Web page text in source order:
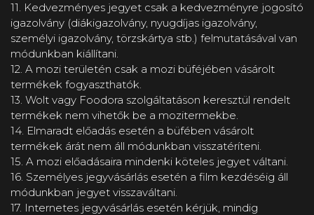
11. Kedvezményes jegyet csak a kedvezményre jogosító
igazolvány (diákigazolvány, nyugdíjas igazolvány,
személyi igazolvány, törzskártya stb.) felmutatásával van
módunkban kiállítani.
12. A mozi területén csak a mozi büféjében vásárolt
termékek fogyaszthatók.
13. Wolt vagy Foodora szolgáltatáson keresztül rendelt
termékek nem vihetők be a mozitermekbe.
14. Elmaradt előadás esetén a büfében vásárolt
termékek árát nem áll módunkban visszatéríteni.
15. A mozi előadásaira mindenki köteles jegyet váltani.
16. Személyes jegyvásárlás esetén a film kezdéséig áll
módunkban jegyet visszaváltani.
17. Internetes jegyvásárlás esetén kérjük, mindig